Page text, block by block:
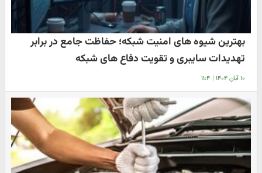
بهترین شیوه های امنیت شبکه؛ حفاظت جامع در برابر
تهدیدات سایبری و تقویت دفاع های شبکه
۱۰ آبان ۱۴۰۴ | ۱۱:۴